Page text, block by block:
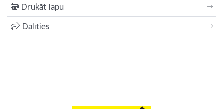
Drukāt lapu
Dalīties